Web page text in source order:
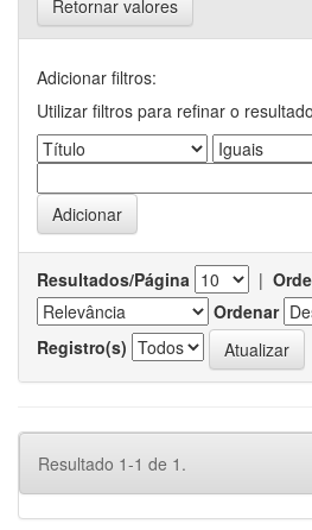
Retornar valores
Adicionar filtros:
Utilizar filtros para refinar o
Resultados/Página |
Ordenar
Registro(s)
Resultado 1-1 de 1.